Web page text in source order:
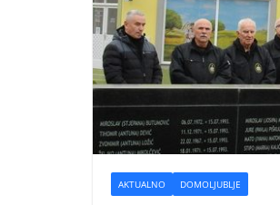
AKTUALNO DOMOLJUBLJE